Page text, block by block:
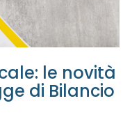
le novità
di Bilancio